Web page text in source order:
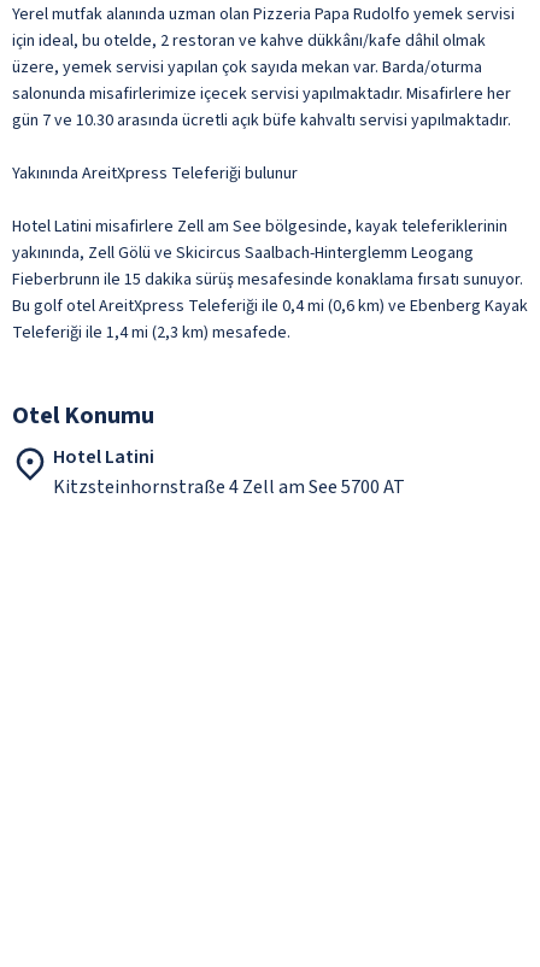
Yerel mutfak alanında uzman olan Pizzeria Papa Rudolfo yemek servisi
için ideal, bu otelde, 2 restoran ve kahve dükkânı/kafe dâhil olmak
üzere, yemek servisi yapılan çok sayıda mekan var. Barda/oturma
salonunda misafirlerimize içecek servisi yapılmaktadır. Misafirlere her
gün 7 ve 10.30 arasında ücretli açık büfe kahvaltı servisi yapılmaktadır.
Yakınında AreitXpress Teleferiği bulunur
Hotel Latini misafirlere Zell am See bölgesinde, kayak teleferiklerinin
yakınında, Zell Gölü ve Skicircus Saalbach-Hinterglemm Leogang
Fieberbrunn ile 15 dakika sürüş mesafesinde konaklama fırsatı sunuyor.
Bu golf otel AreitXpress Teleferiği ile 0,4 mi (0,6 km) ve Ebenberg Kayak
Teleferiği ile 1,4 mi (2,3 km) mesafede.
Otel Konumu
Hotel Latini
Kitzsteinhornstraße 4 Zell am See 5700 AT